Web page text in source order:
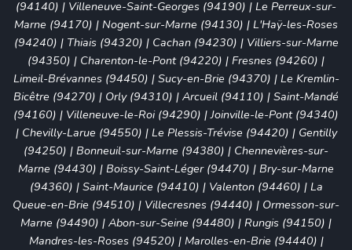
(94140) | Villeneuve-Saint-Georges (94190) | Le Perreux-sur-
Marne (94170) | Nogent-sur-Marne (94130) | L'Haÿ-les-Roses
(94240) | Thiais (94320) | Cachan (94230) | Villiers-sur-Marne
(94350) | Charenton-le-Pont (94220) | Fresnes (94260) |
Limeil-Brévannes (94450) | Sucy-en-Brie (94370) | Le Kremlin-
Bicêtre (94270) | Orly (94310) | Arcueil (94110) | Saint-Mandé
(94160) | Villeneuve-le-Roi (94290) |Joinville-le-Pont (94340)
| Chevilly-Larue (94550) | Le Plessis-Trévise (94420) | Gentilly
(94250) | Bonneuil-sur-Marne (94380) | Chennevières-sur-
Marne (94430) | Boissy-Saint-Léger (94470) | Bry-sur-Marne
(94360) | Saint-Maurice (94410) | Valenton (94460) | La
Queue-en-Brie (94510) | Villecresnes (94440) | Ormesson-sur-
Marne (94490) | Abon-sur-Seine (94480) | Rungis (94150) |
Mandres-les-Roses (94520) | Marolles-en-Brie (94440) |